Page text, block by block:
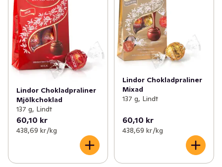
Lindor Chokladpraliner
Mjölkchoklad
137 g, Lindt
60,10 kr
438,69 kr /kg
Lindor Chokladpraliner
Mixad
137 g, Lindt
60,10 kr
438,69 kr /kg